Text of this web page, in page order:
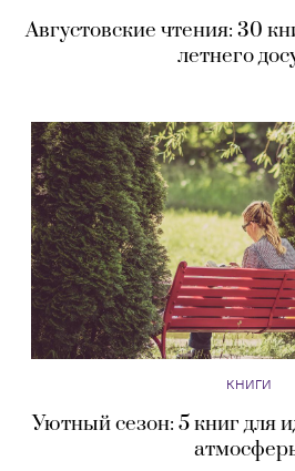
Августовские чтения: 30
летнего
КНИГИ
Уютный сезон: 5 книг для